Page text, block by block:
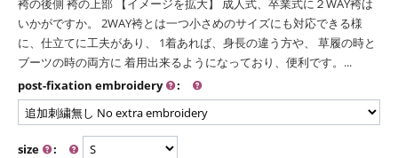
袴の後側 袴の上部 【イメージを拡大】 成人式、卒業式に２WAY袴は
いかがですか。 2WAY袴とは一つ小さめのサイズにも対応できる様
に、仕立てに工夫があり、 1着あれば、身長の違う方や、 草履の時と
ブーツの時の両方に 着用出来るようになっており、便利です。...
post-fixation embroidery
:
size :